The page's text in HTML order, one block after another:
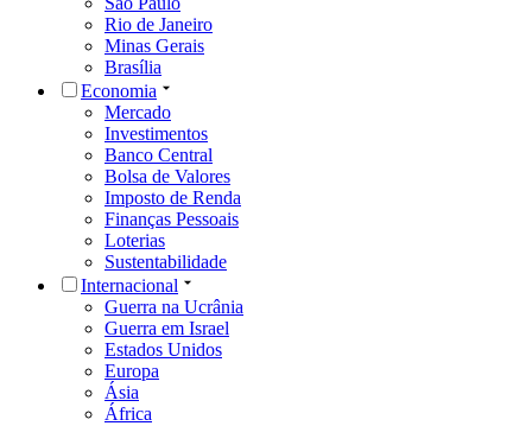
Rio de Janeiro
Minas Gerais
Brasília
Economia
Mercado
Investimentos
Banco Central
Bolsa de Valores
Imposto de Renda
Finanças Pessoais
Loterias
Sustentabilidade
Internacional
Guerra na Ucrânia
Guerra em Israel
Estados Unidos
Europa
Ásia
África